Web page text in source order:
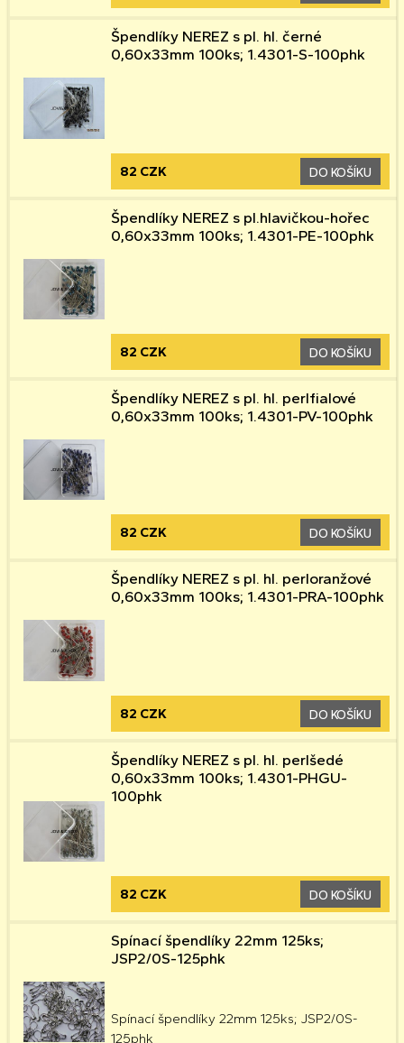
Špendlíky NEREZ s pl. hl. černé
0,60x33mm 100ks; 1.4301-S-100phk
82 CZK DO KOŠÍKU
Špendlíky NEREZ s pl.hlavičkou-hořec
0,60x33mm 100ks; 1.4301-PE-100phk
82 CZK DO KOŠÍKU
Špendlíky NEREZ s pl. hl. perlfialové
0,60x33mm 100ks; 1.4301-PV-100phk
82 CZK DO KOŠÍKU
Špendlíky NEREZ s pl. hl. perloranžové
0,60x33mm 100ks; 1.4301-PRA-100phk
82 CZK DO KOŠÍKU
Špendlíky NEREZ s pl. hl. perlšedé
0,60x33mm 100ks; 1.4301-PHGU-
100phk
82 CZK DO KOŠÍKU
Spínací špendlíky 22mm 125ks;
JSP2/0S-125phk
Spínací špendlíky 22mm 125ks; JSP2/0S-
125phk